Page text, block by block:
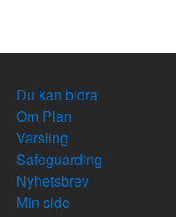
Du kan bidra
Om Plan
Varsling
Safeguarding
Nyhetsbrev
Min side